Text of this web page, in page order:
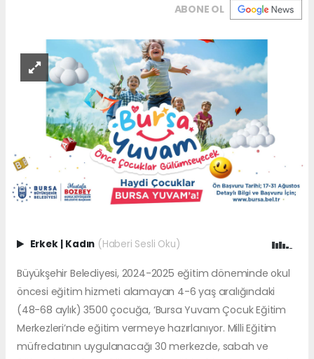
ABONE OL
Erkek Kadın (Haberi Sesli Oku)
Büyükşehir Belediyesi, 2024-2025 eğitim döneminde okul
öncesi eğitim hizmeti alamayan 4-6 yaş aralığındaki
(48-68 aylık) 3500 çocuğa, ‘Bursa Yuvam Çocuk Eğitim
Merkezleri’nde eğitim vermeye hazırlanıyor. Milli Eğitim
müfredatının uygulanacağı 30 merkezde, sabah ve